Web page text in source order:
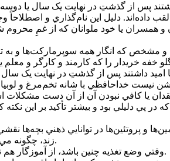
داشتند پس از گذشتِ در نهايت يک سال
داده‌اند. دليل اين نام‌گذاري و
يا خود ملوانان که از غمِ محروم
خفه خريدار را که کارمند و کارگر و
نيست خداحافظي با شانه تخم‌مرغ و لوبيا
پي دليلي بود و بيشتر تأکيد بر اين
و پروتئين‌ها در توانايي ذهني
زند، چگونه مي‌توان دانش آموزان محروم انتظار داشت تمرکز و انرژي لازم را براي درس خواندن داشته باشند.
وقتي وضع تغذيه چنين باشد، از آموزگار هم نمي‌شود توقع داشت که در کلاس شق‌القمري کند و سطح علمي خود و دانش آموزان را بالا ببرد.